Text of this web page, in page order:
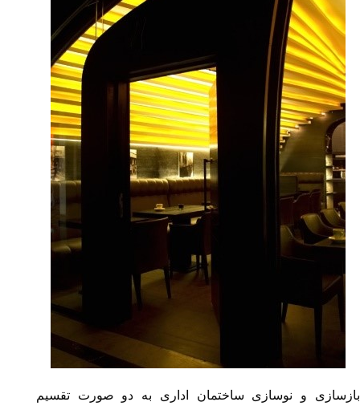
بازسازی و نوسازی ساختمان اداری به دو صورت تقسیم